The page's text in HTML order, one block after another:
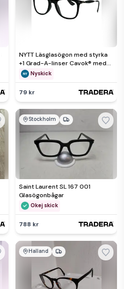
NYTT Läsglasögon med styrka
+1 Grad-A-linser Cavok® med
fodral styrka 1,0 svarta
Nyskick
79 kr
Stockholm
Saint Laurent SL 167 001
Glasögonbågar
Okej skick
788 kr
Halland